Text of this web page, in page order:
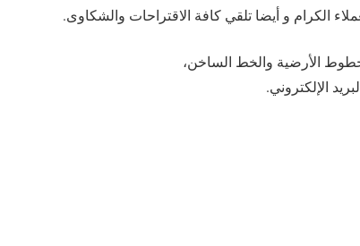
الكرام و أيضا تلقي كافة الاقتراحات والشكاوى.
الأرضية والخط الساخن،
الإلكتروني.